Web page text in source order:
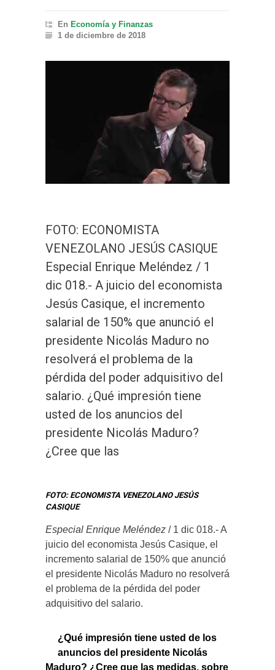
En Economía y Finanzas
1 de diciembre de 2018
FOTO: ECONOMISTA
VENEZOLANO JESÚS CASIQUE
Especial Enrique Meléndez / 1
dic 018.- A juicio del economista
Jesús Casique, el incremento
salarial de 150% que anunció el
presidente Nicolás Maduro no
resolverá el problema de la
pérdida del poder adquisitivo del
salario. ¿Qué impresión tiene
usted de los anuncios del
presidente Nicolás Maduro?
¿Cree que las
FOTO: ECONOMISTA VENEZOLANO JESÚS
CASIQUE
Especial Enrique Meléndez / 1 dic 018.- A
juicio del economista Jesús Casique, el
incremento salarial de 150% que anunció
el presidente Nicolás Maduro no resolverá
el problema de la pérdida del poder
adquisitivo del salario.
¿Qué impresión tiene usted de los
anuncios del presidente Nicolás
Maduro? ¿Cree que las medidas, sobre